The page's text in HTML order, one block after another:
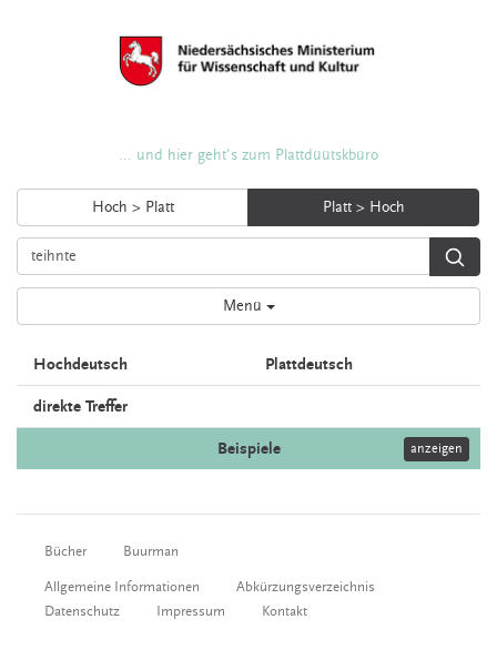
... und hier geht's zum Plattdüütskbüro
Hoch > Platt Platt > Hoch
Menü
Hochdeutsch Plattdeutsch
direkte Treffer
Beispiele anzeigen
Bücher Buurman
Allgemeine Informationen
Abkürzungsverzeichnis
Datenschutz
Impressum Kontakt